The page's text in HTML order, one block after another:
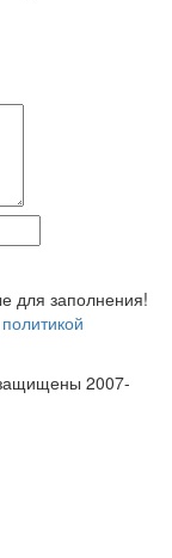
для заполнения!
политикой
2007-